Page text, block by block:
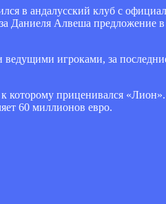
в андалусский клуб с
Алвеша предложение в
игроками, за
которому приценивался
60 миллионов евро.